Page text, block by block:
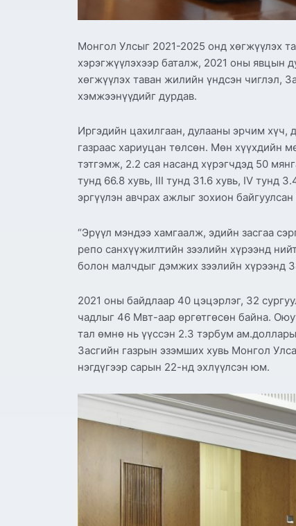
Монгол Улсыг 2021-2025 онд хөгжүүлэх
хэрэгжүүлэхээр баталж, 2021 оны явцын
хөгжүүлэх таван жилийн үндсэн чиглэл,
хэмжээнүүдийг дурдав.
Иргэдийн цахилгаан, дулааны эрчим хүч,
газраас хариуцан төлсөн. Мөн хүүхдийн
тэтгэмж, 2.2 сая насанд хүрэгчдэд 50
тунд 66.8 хувь, III тунд 31.6 хувь, IV тунд
эргүүлэн авчрах ажлыг зохион байгуулсан
“Эрүүл мэндээ хамгаалж, эдийн засгаа
репо санхүүжилтийн зээлийн хүрээнд
болон малчдыг дэмжих зээлийн хүрээнд
2021 оны байдлаар 40 цэцэрлэг, 32
чадлыг 46 Мвт-аар өргөтгөсөн байна.
тал өмнө нь үүссэн 2.3 тэрбум
Засгийн газрын эзэмших хувь Монгол
нэгдүгээр сарын 22-нд эхлүүлсэн юм.